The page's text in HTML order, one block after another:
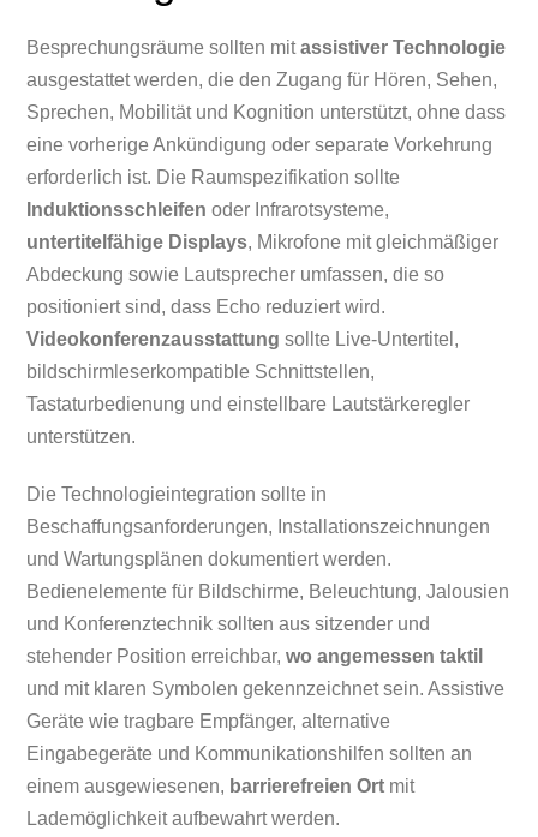
Besprechungsräume sollten mitassistiver Technologie
ausgestattet werden, die den Zugang für Hören, Sehen,
Sprechen, Mobilität und Kognition unterstützt, ohne dass
eine vorherige Ankündigung oder separate Vorkehrung
erforderlich ist. Die Raumspezifikation sollte
Induktionsschleifen oder Infrarotsysteme,
untertitelfähige Displays, Mikrofone mit gleichmäßiger
Abdeckung sowie Lautsprecher umfassen, die so
positioniert sind, dass Echo reduziert wird.
Videokonferenzausstattung sollte Live-Untertitel,
bildschirmleserkompatible Schnittstellen,
Tastaturbedienung und einstellbare Lautstärkeregler
unterstützen.
Die Technologieintegration sollte in
Beschaffungsanforderungen, Installationszeichnungen
und Wartungsplänen dokumentiert werden.
Bedienelemente für Bildschirme, Beleuchtung, Jalousien
und Konferenztechnik sollten aus sitzender und
stehender Position erreichbar,wo angemessen taktil
und mit klaren Symbolen gekennzeichnet sein. Assistive
Geräte wie tragbare Empfänger, alternative
Eingabegeräte und Kommunikationshilfen sollten an
einem ausgewiesenen, barrierefreien Ort mit
Lademöglichkeit aufbewahrt werden.